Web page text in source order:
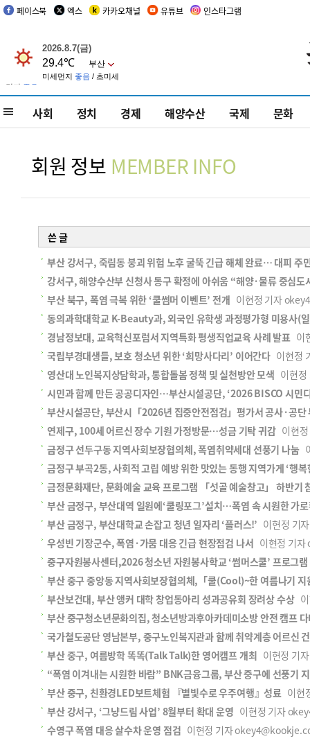
페이스북 엑스 카카오채널 유튜브 인스타그램
사회 정치 경제 해양수산 국제 문화
회원 정보 MEMBER INFO
쓴 글
부산 강서구, 죽림동 붕괴 위험 노후 굴뚝 긴급 해체 완료… 대피 주
강서구, 해양수산부 신청사 동구 확정에 아쉬움 “해양·물류 중심도
부산 북구, 폭염 극복 위한 ‘쿨썸머 이벤트’ 전개 이현정 기자
동의과학대학교 K-Beauty과, 외국인 유학생 과정평가형 미용사(
경남정보대, 교육혁신포럼서 지역특화 평생직업교육 사례 발표이
국립부경대생들, 보호 청소년 위한 ‘희망사다리’ 이어간다 이현정
영산대 노인복지상담학과, 통합돌봄 정책 및 실천방안 모색 이현
시민과 함께 만든 공공디자인…부산시설공단, ‘2026 BISCO 시민
부산시설공단, 부산시「2026년 집중안전점검」평가서 공사·공단
연제구, 100세 어르신 장수 기원 가정방문…성금 기탁 귀감이현정
금정구 선두구동 지역사회보장협의체, 폭염취약세대 선풍기 나눔
금정구 부곡2동, 사회적 고립 예방 위한 맛있는 동행 지역가게 ‘행복
금정문화재단, 문화예술 교육 프로그램 「섯골 예술창고」 하반기
부산 금정구, 부산대역 일원에‘쿨링포그’설치…폭염 속 시원한 가
부산 금정구, 부산대학교 손잡고 청년 일자리 ‘플러스!’ 이현정 기
우성빈 기장군수, 폭염·가뭄 대응 긴급 현장점검 나서 이현정 기
중구자원봉사센터,2026 청소년 자원봉사학교 ‘썸머스쿨’ 프로그
부산 중구 중앙동 지역사회보장협의체,「쿨(Cool)~한 여름나기 지
부산보건대, 부산 앵커 대학 창업동아리 성과공유회 장려상 수상이
부산 중구청소년문화의집, 청소년방과후아카데미소방 안전 캠프
국가철도공단 영남본부, 중구노인복지관과 함께 취약계층 어르신
부산 중구, 여름방학 똑똑(Talk Talk)한 영어캠프 개최 이현정 기
“폭염 이겨내는 시원한 바람” BNK금융그룹, 부산 중구에 선풍기
부산 중구, 친환경LED보트체험 『별빛수로 우주여행』성료 이현
부산 강서구, ‘그냥드림 사업’ 8월부터 확대 운영 이현정 기자
수영구 폭염 대응 살수차 운영 점검 이현정 기자